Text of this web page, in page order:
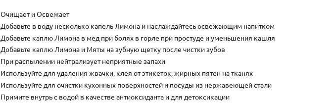
Очищает и Освежает
Добавьте в воду несколько капель Лимона и наслаждайтесь освежающим напитком
Добавьте каплю Лимона в мед при болях в горле при простуде и уменьшения кашля
Добавьте каплю Лимона и Мяты на зубную щетку после чистки зубов
При распылении нейтрализует неприятные запахи
Используйте для удаления жвачки, клея от этикеток, жирных пятен на тканях
Используйте для очистки кухонных поверхностей и посуды из нержавеющей стали
Примите внутрь с водой в качестве антиоксиданта и для детоксикации